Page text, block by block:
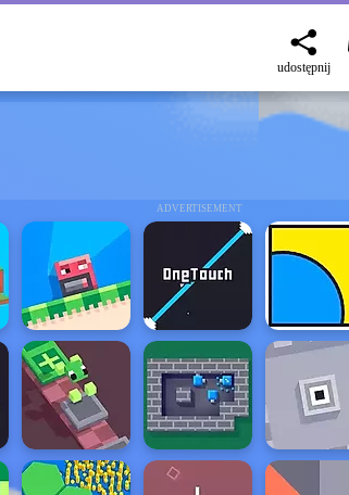
ADVERTISEMENT
udostępnij